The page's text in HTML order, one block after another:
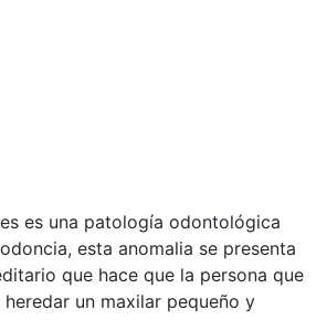
es una patología odontológica
esta anomalia se presenta
que hace que la persona que
un maxilar pequeño y